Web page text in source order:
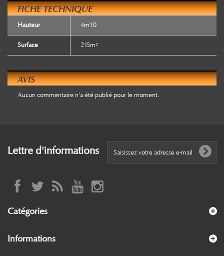
FICHE TECHNIQUE
Hauteur 4m10
Surface 215m²
AVIS
Aucun commentaire n'a été publié pour le moment.
Lettre d'informations
Catégories
Informations